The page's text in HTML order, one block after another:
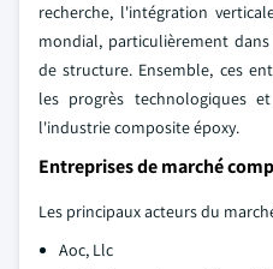
recherche, l'intégration
mondial, particulièrement
de structure. Ensemble, ces
les progrès technologiques
l'industrie composite époxy.
Entreprises de marché
Les principaux acteurs du
Aoc, Llc